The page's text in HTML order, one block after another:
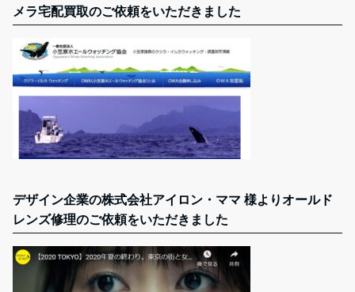
メラ宅配買取のご依頼をいただきました
デザイン企業の株式会社アイロン・ママ 様よりオールド
レンズ修理のご依頼をいただきました